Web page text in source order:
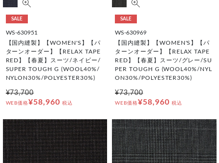
SALE
WS-630951
【国内縫製】【WOMEN'S】【パ
ターンオーダー】【RELAX TAPE
RED】【春夏】スーツ/ネイビー/
SUPER TOUGH G (WOOL40%/
NYLON30%/POLYESTER30%)
¥73,700
WEB価格¥58,960 税込
SALE
WS-630969
【国内縫製】【WOMEN'S】【パ
ターンオーダー】【RELAX TAPE
RED】【春夏】スーツ/グレー/SU
PER TOUGH G (WOOL40%/NYL
ON30%/POLYESTER30%)
¥73,700
WEB価格¥58,960 税込